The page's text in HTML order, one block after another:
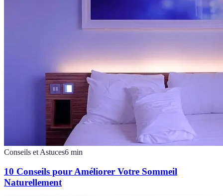
Conseils et Astuces6 min
10 Conseils pour Améliorer Votre Sommeil
Naturellement